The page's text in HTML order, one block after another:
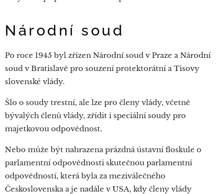
Národní soud
Po roce 1945 byl zřízen Národní soud v Praze a Národní
soud v Bratislavě pro souzení protektorátní a Tisovy
slovenské vlády.
Šlo o soudy trestní, ale lze pro členy vlády, včetně
bývalých členů vlády, zřídit i speciální soudy pro
majetkovou odpovědnost.
Nebo může být nahrazena prázdná ústavní floskule o
parlamentní odpovědnosti skutečnou parlamentní
odpovědností, která byla za meziválečného
Československa a je nadále v USA, kdy členy vlády